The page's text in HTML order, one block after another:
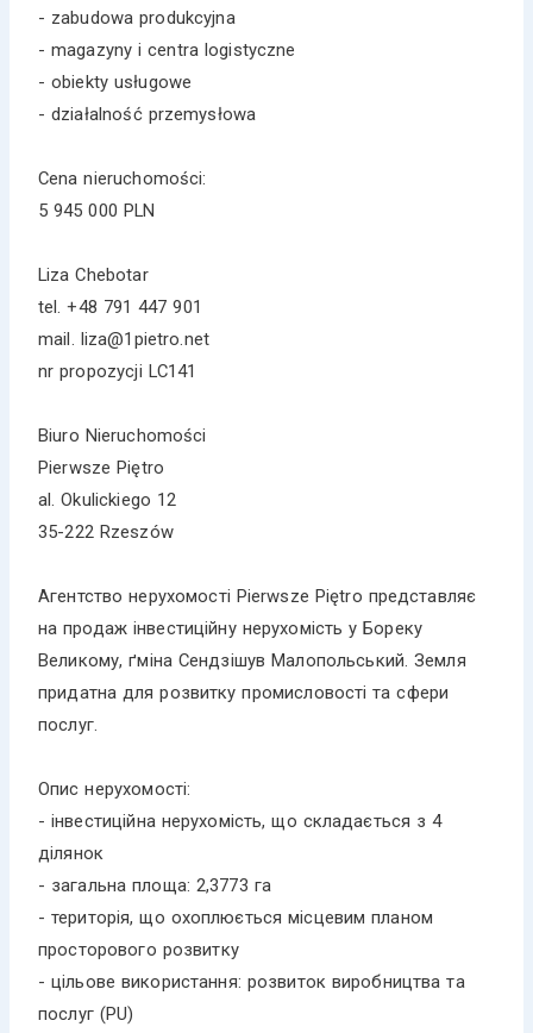
- zabudowa produkcyjna
- magazyny i centra logistyczne
- obiekty usługowe
- działalność przemysłowa
Cena nieruchomości:
5 945 000 PLN
Liza Chebotar
tel. +48 791 447 901
mail. liza@1pietro.net
nr propozycji LC141
Biuro Nieruchomości
Pierwsze Piętro
al. Okulickiego 12
35-222 Rzeszów
Агентство нерухомості Pierwsze Piętro представляє
на продаж інвестиційну нерухомість у Бореку
Великому, ґміна Сендзішув Малопольський. Земля
придатна для розвитку промисловості та сфери
послуг.
Опис нерухомості:
- інвестиційна нерухомість, що складається з 4
ділянок
- загальна площа: 2,3773 га
- територія, що охоплюється місцевим планом
просторового розвитку
- цільове використання: розвиток виробництва та
послуг (PU)